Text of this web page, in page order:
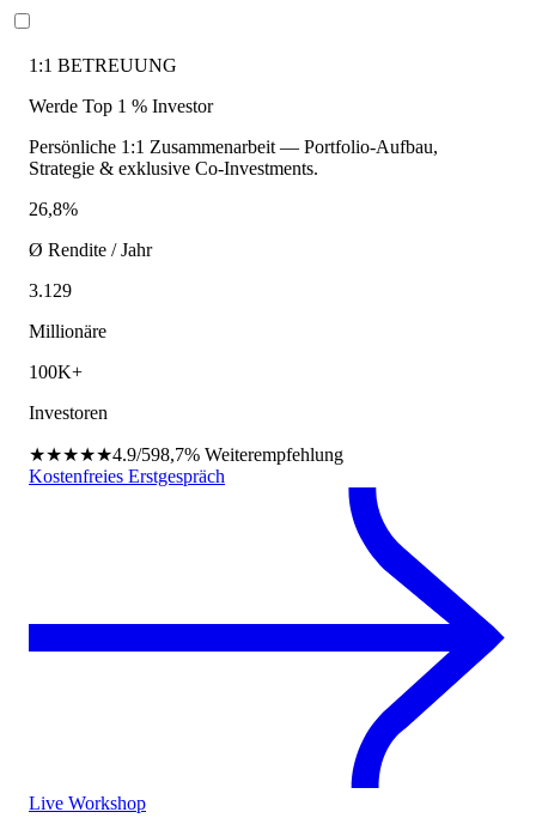
1:1 BETREUUNG
Werde Top 1 % Investor
Persönliche 1:1 Zusammenarbeit — Portfolio-Aufbau,
Strategie & exklusive Co-Investments.
26,8%
Ø Rendite / Jahr
3.129
Millionäre
100K+
Investoren
★★★★★4.9/598,7% Weiterempfehlung
Kostenfreies Erstgespräch
Live Workshop